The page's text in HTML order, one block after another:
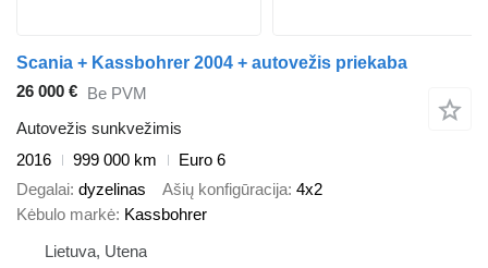
Scania + Kassbohrer 2004 + autovežis priekaba
26 000 € Be PVM
Autovežis sunkvežimis
2016
999 000 km
Euro 6
Degalai dyzelinas Ašių konfigūracija 4x2
Kėbulo markė Kassbohrer
Lietuva, Utena